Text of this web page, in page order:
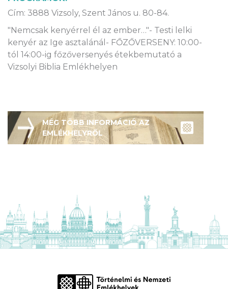
Cím: 3888 Vizsoly, Szent János u. 80-84.
"Nemcsak kenyérrel él az ember…"- Testi lelki
kenyér az Ige asztalánál- FŐZŐVERSENY: 10:00-
tól 14:00-ig főzőversenyés étekbemutató a
Vizsolyi Biblia Emlékhelyen
MÉG TÖBB INFORMÁCIÓ AZ
EMLÉKHELYRŐL